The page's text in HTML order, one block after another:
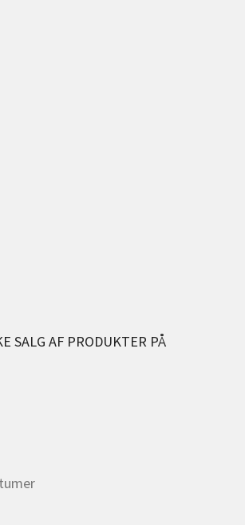
SALG AF PRODUKTER PÅ